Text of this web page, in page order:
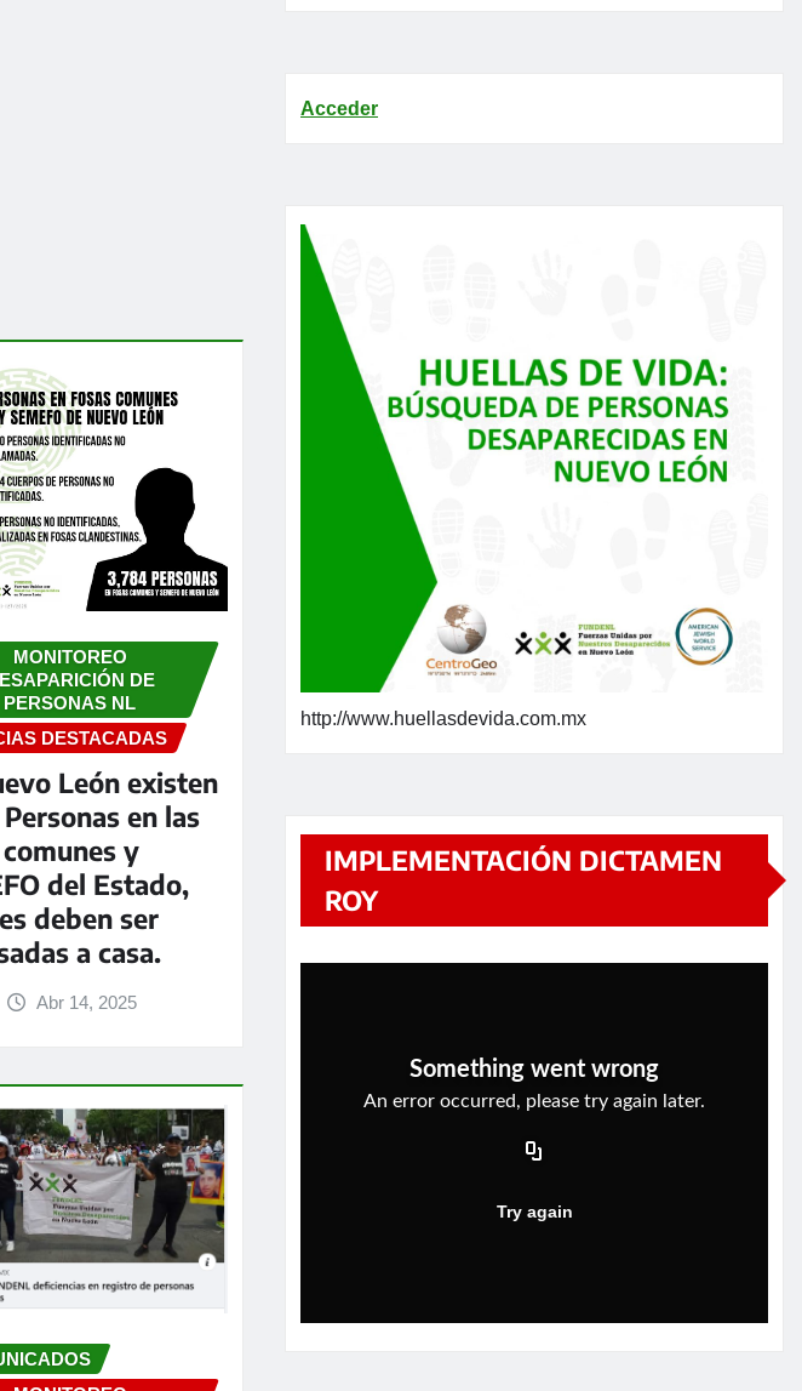
MONITOREO
DE
PERSONAS NL
DESTACADAS
León existen
en las
y
del Estado,
deben ser
a casa.
Abr 14, 2025
Acceder
http://www.huellasdevida.com.mx
IMPLEMENTACIÓN DICTAMEN
ROY